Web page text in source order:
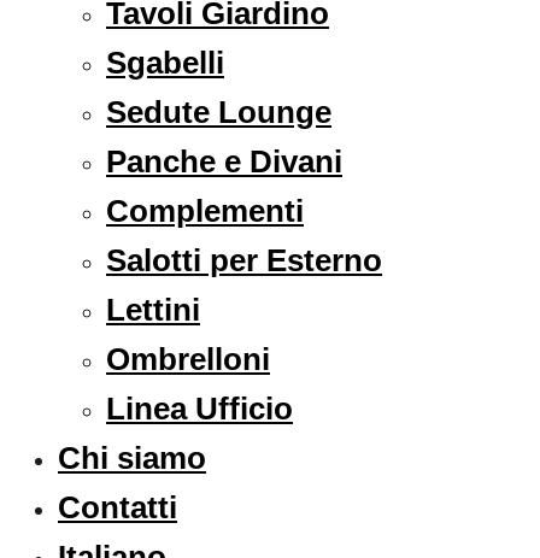
Tavoli Giardino
Sgabelli
Sedute Lounge
Panche e Divani
Complementi
Salotti per Esterno
Lettini
Ombrelloni
Linea Ufficio
Chi siamo
Contatti